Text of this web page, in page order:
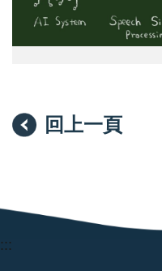
增
回上一頁
:::